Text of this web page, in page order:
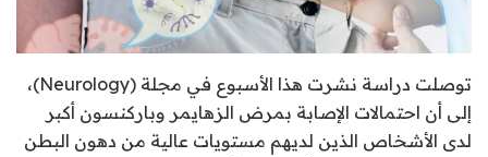
توصلت دراسة نشرت هذا الأسبوع في مجلة (Neurology)،
إلى أن احتمالات الإصابة بمرض الزهايمر وباركنسون أكبر
لدى الأشخاص الذين لديهم مستويات عالية من دهون البطن